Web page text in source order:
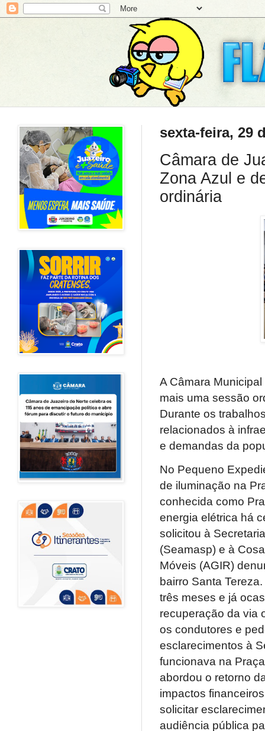
sexta-feira, 29
Câmara de
Zona Azul e
ordinária
A Câmara
mais uma sessão
Durante os
relacionados à
e demandas da
No Pequeno
de iluminação na
conhecida como
energia elétrica há
solicitou à
(Seamasp) e à
Móveis (AGIR)
bairro Santa
três meses e já
recuperação da via
os condutores e
esclarecimentos à
funcionava na
abordou o retorno
impactos
solicitar
audiência pública